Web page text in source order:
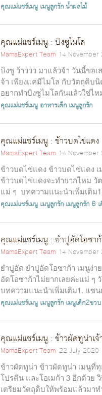
คุณแม่แชร์เมนู เมนูลูกรักน้ำผลไม้
คุณแม่แชร์เมนู : บิงซูไมโล
MamaExpert Team 14 November
บิงซู ว้าววว มาแล้วจ้า วันนี้ขอเ
จ้า เพียงแค่มีไมโล กับวัตถุดิบ
อยากทำบิงซูไมโลกันแล้วใช่ไห
คุณแม่แชร์เมนู อาหารเด็ก เมนูลูกรัก
คุณแม่แชร์เมนู : ข้าวบดไข่แดง
MamaExpert Team 14 November
ข้าวบดไข่แดง ข้าวบดไข่แดง
ข้าวบดไข่แดงจะทำยากไหม วั
แม่ ๆ บทความแนะนำเพิ่มเติม
คุณแม่แชร์เมนู เมนูลูกรัก เมนูลูกรัก 6
คุณแม่แชร์เมนู : ยำปูอัดโอซา
MamaExpert Team 14 November
ยำปูอัด ยำปูอัดโอซาก้า เมนูง่
อัดโอซาก้าไม่ยากเลยค่ะแม่ ๆ
บทความแนะนำเพิ่มเติม1. แซน
คุณแม่แชร์เมนู เมนูลูกรัก เมนูเด็ก2ขวบ
คุณแม่แชร์เมนู : ข้าวผัดทูน่าเ
MamaExpert Team 22 July 2020
ข้าวผัดทูน่า ข้าวผัดทูน่า เมนูที่
โปรตีน และโอเมก้า 3 อีกด้วย
เตรียมวัตถุดิบให้พร้อมแล้วมา